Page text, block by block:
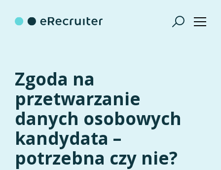
Zgoda na
przetwarzanie
danych osobowych
kandydata –
potrzebna czy nie?